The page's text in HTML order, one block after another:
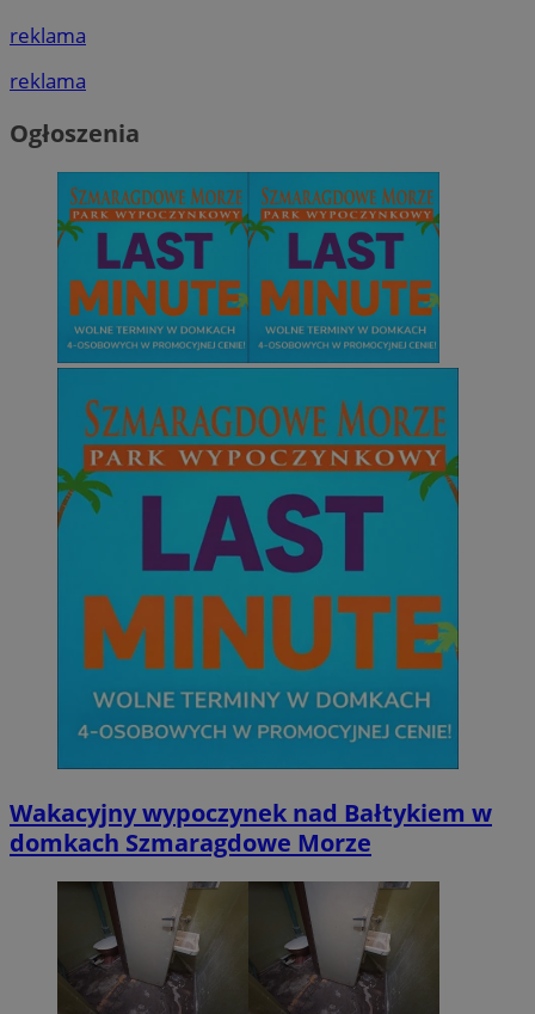
reklama
reklama
Ogłoszenia
Wakacyjny wypoczynek nad Bałtykiem w
domkach Szmaragdowe Morze